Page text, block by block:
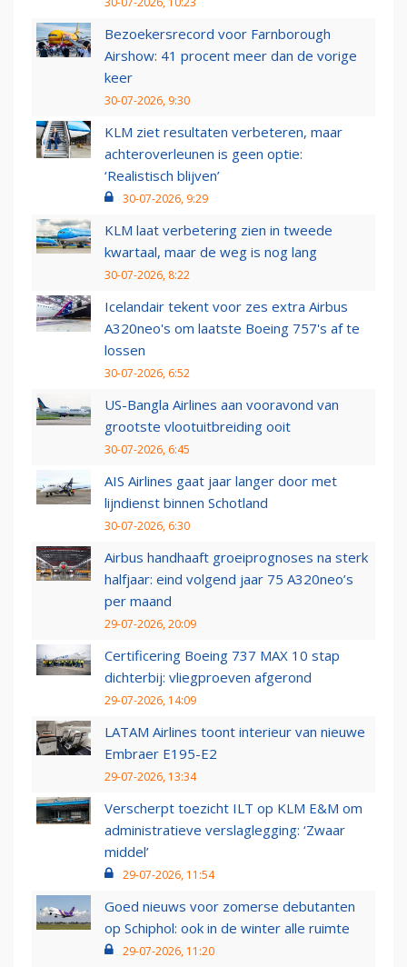
Bezoekersrecord voor Farnborough
Airshow: 41 procent meer dan de vorige
keer
30-07-2026, 9:30
KLM ziet resultaten verbeteren, maar
achteroverleunen is geen optie:
‘Realistisch blijven’
30-07-2026, 9:29
KLM laat verbetering zien in tweede
kwartaal, maar de weg is nog lang
30-07-2026, 8:22
Icelandair tekent voor zes extra Airbus
A320neo's om laatste Boeing 757's af te
lossen
30-07-2026, 6:52
US-Bangla Airlines aan vooravond van
grootste vlootuitbreiding ooit
30-07-2026, 6:45
AIS Airlines gaat jaar langer door met
lijndienst binnen Schotland
30-07-2026, 6:30
Airbus handhaaft groeiprognoses na sterk
halfjaar: eind volgend jaar 75 A320neo’s
per maand
29-07-2026, 20:09
Certificering Boeing 737 MAX 10 stap
dichterbij: vliegproeven afgerond
29-07-2026, 14:09
LATAM Airlines toont interieur van nieuwe
Embraer E195-E2
29-07-2026, 13:34
Verscherpt toezicht ILT op KLM E&M om
administratieve verslaglegging: ‘Zwaar
middel’
29-07-2026, 11:54
Goed nieuws voor zomerse debutanten
op Schiphol: ook in de winter alle ruimte
29-07-2026, 11:20